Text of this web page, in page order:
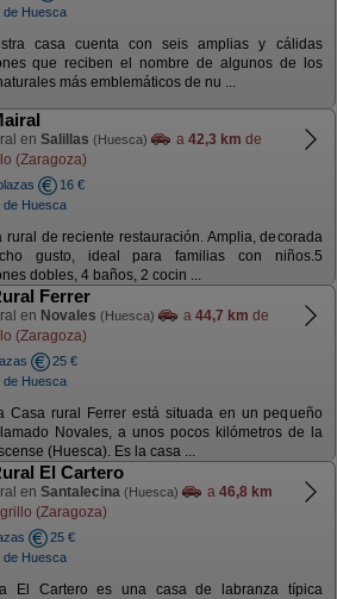
de Huesca
casa cuenta con seis amplias y cálidas
que reciben el nombre de algunos de los
más emblemáticos de nu ...
en Salillas (Huesca) a 42,3 km de
(Zaragoza)
16 €
de Huesca
rural de reciente restauración. Amplia, decorada
gusto, ideal para familias con niños.5
dobles, 4 baños, 2 cocin ...
Ferrer
en Novales (Huesca) a 44,7 km de
(Zaragoza)
25 €
de Huesca
Casa rural Ferrer está situada en un pequeño
Novales, a unos pocos kilómetros de la
(Huesca). Es la casa ...
El Cartero
en Santalecina (Huesca) a 46,8 km
(Zaragoza)
25 €
de Huesca
El Cartero es una casa de labranza típica